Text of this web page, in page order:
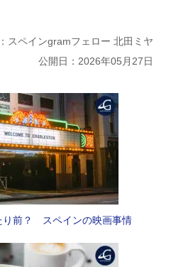
インgramフェロー 北田ミヤ
公開日：2026年05月27日
り前？ スペインの映画事情